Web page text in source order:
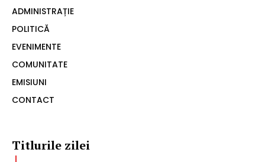
ADMINISTRAȚIE
POLITICĂ
EVENIMENTE
COMUNITATE
EMISIUNI
CONTACT
Titlurile zilei